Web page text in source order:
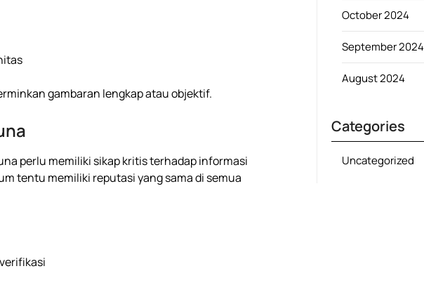
gambaran lengkap atau objektif.
perlu memiliki sikap kritis terhadap informasi
tentu memiliki reputasi yang sama di semua
October 2024
September 2024
August 2024
Categories
Uncategorized